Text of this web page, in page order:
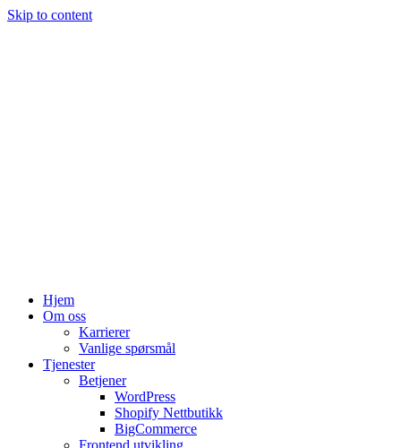
Skip to content
Hjem
Om oss
Karrierer
Vanlige spørsmål
Tjenester
Betjener
WordPress
Shopify Nettbutikk
BigCommerce
Frontend utvikling